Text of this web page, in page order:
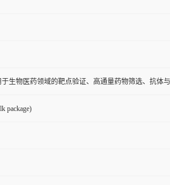
生物医药领域的靶点验证、高通量药物筛选、抗体
package)